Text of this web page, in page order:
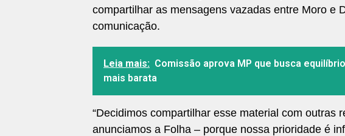
compartilhar as mensagens vazadas entre Moro e
comunicação.
Leia mais: Comissão aprova MP que busca
mais barata
“Decidimos compartilhar esse material com outras
anunciamos a Folha – porque nossa prioridade é